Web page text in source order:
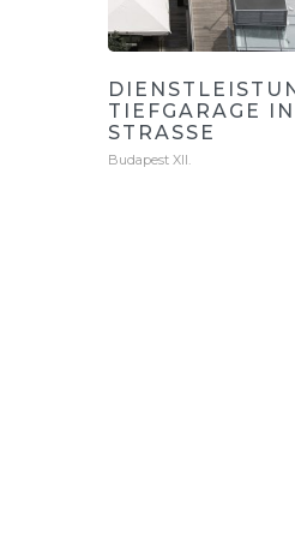
TIEFGARAGE
STRASSE
Budapest XII.